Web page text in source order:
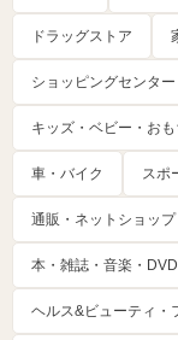
ドラッグストア
ショッピングセンタ
キッズ・ベビー・おも
車・バイク スポ
通販・ネットショップ
本・雑誌・音楽・
ヘルス&ビューティ・